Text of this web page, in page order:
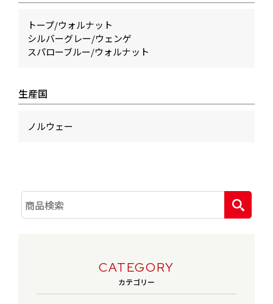
CATEGORY
カテゴリー
トープ/ウォルナット
シルバーグレー/ウェンゲ
スパローブルー/ウォルナット
生産国
ノルウェー